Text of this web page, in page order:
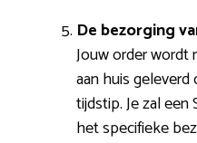
De bezorging
Jouw order wordt
aan huis
tijdstip. Je zal
het specifieke